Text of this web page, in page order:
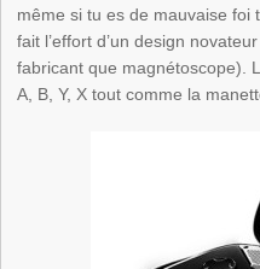
même si tu es de mauvaise foi
fait l’effort d’un design
fabricant que magnétoscope).
A, B, Y, X tout comme la